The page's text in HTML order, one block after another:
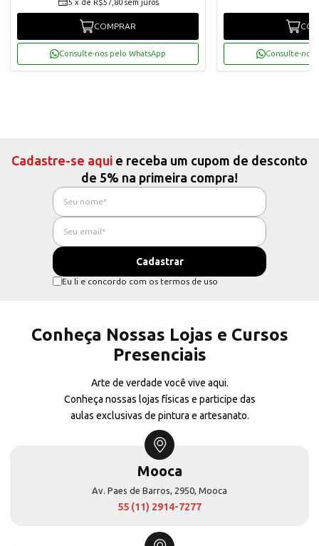
5 x de R$57,80 sem juros
COMPRAR
Consulte-nos pelo WhatsApp Consulte-nos
Cadastre-se aqui e receba um cupom de desconto
de 5% na primeira compra!
Eu li e concordo com os termos de uso
Conheça Nossas Lojas e Cursos
Presenciais
Arte de verdade você vive aqui.
Conheça nossas lojas físicas e participe das
aulas exclusivas de pintura e artesanato.
Mooca
Av. Paes de Barros, 2950, Mooca
55 (11) 2914-7277